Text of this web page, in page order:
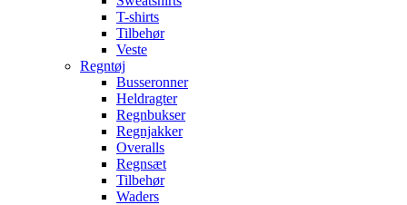
T-shirts
Tilbehør
Veste
Regntøj
Busseronner
Heldragter
Regnbukser
Regnjakker
Overalls
Regnsæt
Tilbehør
Waders